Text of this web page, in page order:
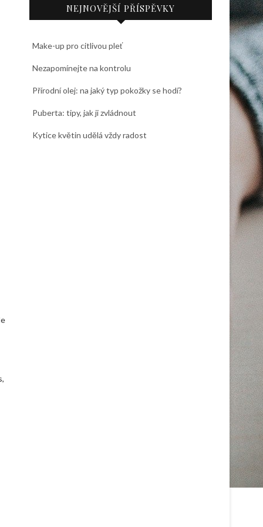
NEJNOVĚJŠÍ PŘÍSPĚVKY
Make-up pro citlivou pleť
Nezapomínejte na kontrolu
Přírodní olej: na jaký typ pokožky se hodí?
Puberta: tipy, jak ji zvládnout
Kytice květin udělá vždy radost